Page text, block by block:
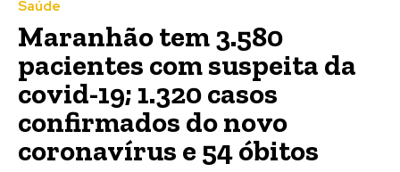
Saúde
Maranhão tem 3.580
pacientes com suspeita da
covid-19; 1.320 casos
confirmados do novo
coronavírus e 54 óbitos